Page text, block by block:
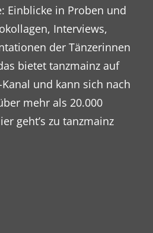
Einblicke in Proben und
Interviews,
der Tänzerinnen
bietet tanzmainz auf
und kann sich nach
mehr als 20.000
geht’s zu tanzmainz